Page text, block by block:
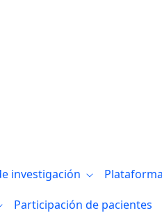
investigación
Participación de pacientes